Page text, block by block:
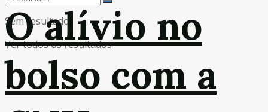
Sem resultado
Ver todos os resultados
O alívio no
bolso com a